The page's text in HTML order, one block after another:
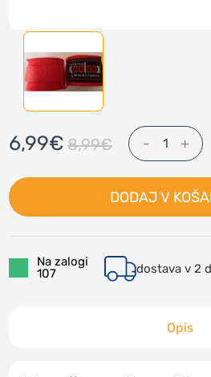
6,99€ 8,99€ - 1 +
DODAJ V
Na zalogi
107
dostava v 2
Opis